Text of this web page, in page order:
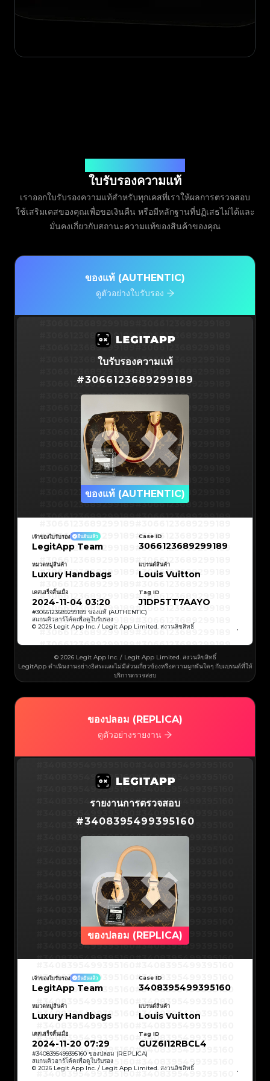
ใบรับรองความแท้
เราออกใบรับรองความแท้สำหรับทุกเคสที่เราให้ผลการตรวจสอบ
ใช้เสริมเคสของคุณเพื่อขอเงินคืน หรือมีหลักฐานที่ปฏิเสธไม่ได้และ
มั่นคงเกี่ยวกับสถานะความแท้ของสินค้าของคุณ
ของแท้ (AUTHENTIC)
ดูตัวอย่างใบรับรอง
#3066123689299189#3066123689299189
#3066123689299189#3066123689299189
#3066123689299189#3066123689299189
#3066123689299189#3066123689299189
#3066123689299189#3066123689299189
#3066123689299189#3066123689299189
#3066123689299189#3066123689299189
#3066123689299189#3066123689299189
#3066123689299189#3066123689299189
#3066123689299189#3066123689299189
#3066123689299189#3066123689299189
#3066123689299189#3066123689299189
#3066123689299189#3066123689299189
#3066123689299189#3066123689299189
#3066123689299189
#3066123689299189
#3066123689299189
#3066123689299189
#3066123689299189
#3066123689299189
#3066123689299189
#3066123689299189
#3066123689299189
#3066123689299189
#3066123689299189
#3066123689299189
#3066123689299189#3066123689299189
#3066123689299189 #3066123689299189
#3066123689299189#3066123689299189
#3066123689299189#3066123689299189
#3066123689299189#3066123689299189
#3066123689299189#3066123689299189
#3066123689299189#3066123689299189
#3066123689299189#3066123689299189
#3066123689299189#3066123689299189
#3066123689299189#3066123689299189
#3066123689299189#3066123689299189
#3066123689299189#3066123689299189
#3066123689299189#3066123689299189
#3066123689299189
#3066123689299189
#3066123689299189#3066123689299189
#3066123689299189
#3066123689299189
#3066123689299189#3066123689299189
#3066123689299189#3066123689299189
#3066123689299189#3066123689299189
#3066123689299189#3066123689299189
#3066123689299189#3066123689299189
#3066123689299189#3066123689299189
#3066123689299189#3066123689299189
#3066123689299189
#3066123689299189
#3066123689299189
#3066123689299189
#3066123689299189
#3066123689299189
#3066123689299189
#3066123689299189
#3066123689299189
#3066123689299189
#3066123689299189
#3066123689299189#3066123689299189
#3066123689299189#3066123689299189
ใบรับรองความแท้
#3066123689299189
ของแท้ (AUTHENTIC)
#3066123689299189
#3066123689299189
#3066123689299189
#3066123689299189
#3066123689299189
#3066123689299189
#3066123689299189
#3066123689299189
#3066123689299189
#3066123689299189
#3066123689299189#3066123689299189
#3066123689299189
#3066123689299189
#3066123689299189#3066123689299189
#3066123689299189#3066123689299189
#3066123689299189#3066123689299189
#3066123689299189#3066123689299189
#3066123689299189#3066123689299189
#3066123689299189#3066123689299189
#3066123689299189
#3066123689299189
#3066123689299189#3066123689299189
#3066123689299189#3066123689299189
#3066123689299189#3066123689299189
#3066123689299189#3066123689299189
#3066123689299189#3066123689299189
#3066123689299189#3066123689299189
#3066123689299189#3066123689299189
#3066123689299189
#3066123689299189
#3066123689299189
#3066123689299189
#3066123689299189#3066123689299189
#3066123689299189#3066123689299189
#3066123689299189#3066123689299189
#3066123689299189#3066123689299189
#3066123689299189#3066123689299189
#3066123689299189#3066123689299189
#3066123689299189#3066123689299189
#3066123689299189
#3066123689299189
#3066123689299189
#3066123689299189
#3066123689299189
#3066123689299189
#3066123689299189
#3066123689299189
#3066123689299189
#3066123689299189
#3066123689299189
#3066123689299189
#3066123689299189#3066123689299189
#3066123689299189 #3066123689299189
เจ้าของใบรับรอง ยืนยันแล้ว
LegitApp Team
Case ID
3066123689299189
หมวดหมู่สินค้า
Luxury Handbags
แบรนด์สินค้า
Louis Vuitton
เคสเสร็จสิ้นเมื่อ
2024-11-04 03:20
Tag ID
J1DP5TT7AAYO
#3066123689299189 ของแท้ (AUTHENTIC)
สแกนคิวอาร์โค้ดเพื่อดูใบรับรอง
© 2026 Legit App Inc. / Legit App Limited. สงวนลิขสิทธิ์
© 2026 Legit App Inc. / Legit App Limited. สงวนลิขสิทธิ์
LegitApp ดำเนินงานอย่างอิสระและไม่มีส่วนเกี่ยวข้องหรือความผูกพันใดๆ กับแบรนด์ที่ให้
บริการตรวจสอบ
ของปลอม (REPLICA)
ดูตัวอย่างรายงาน
#3408395499395160#3408395499395160
#3408395499395160#3408395499395160
#3408395499395160#3408395499395160
#3408395499395160#3408395499395160
#3408395499395160#3408395499395160
#3408395499395160#3408395499395160
#3408395499395160
#3408395499395160
#3408395499395160
#3408395499395160
#3408395499395160#3408395499395160
#3408395499395160#3408395499395160
#3408395499395160#3408395499395160
#3408395499395160#3408395499395160
#3408395499395160#3408395499395160
#3408395499395160#3408395499395160
#3408395499395160#3408395499395160
#3408395499395160
#3408395499395160
#3408395499395160
#3408395499395160
#3408395499395160
#3408395499395160
#3408395499395160
#3408395499395160
#3408395499395160
#3408395499395160
#3408395499395160
#3408395499395160
#3408395499395160#3408395499395160
#3408395499395160 #3408395499395160
รายงานการตรวจสอบ
#3408395499395160
ของปลอม (REPLICA)
#3408395499395160
#3408395499395160
#3408395499395160
#3408395499395160
#3408395499395160
#3408395499395160
#3408395499395160
#3408395499395160
#3408395499395160
#3408395499395160
#3408395499395160 #3408395499395160
#3408395499395160
#3408395499395160
#3408395499395160#3408395499395160
เจ้าของใบรับรอง ยืนยันแล้ว
LegitApp Team
Case ID
3408395499395160
หมวดหมู่สินค้า
Luxury Handbags
แบรนด์สินค้า
Louis Vuitton
เคสเสร็จสิ้นเมื่อ
2024-11-20 07:29
Tag ID
GUZ6I12RBCL4
#3408395499395160 ของปลอม (REPLICA)
สแกนคิวอาร์โค้ดเพื่อดูใบรับรอง
© 2026 Legit App Inc. / Legit App Limited. สงวนลิขสิทธิ์